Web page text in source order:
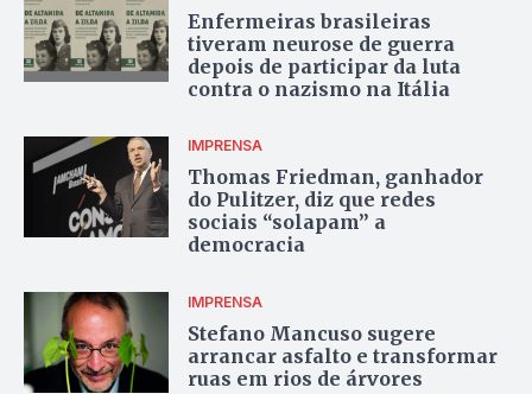
Enfermeiras brasileiras
tiveram neurose de guerra
depois de participar da luta
contra o nazismo na Itália
IMPRENSA
Thomas Friedman, ganhador
do Pulitzer, diz que redes
sociais “solapam” a
democracia
IMPRENSA
Stefano Mancuso sugere
arrancar asfalto e transformar
ruas em rios de árvores